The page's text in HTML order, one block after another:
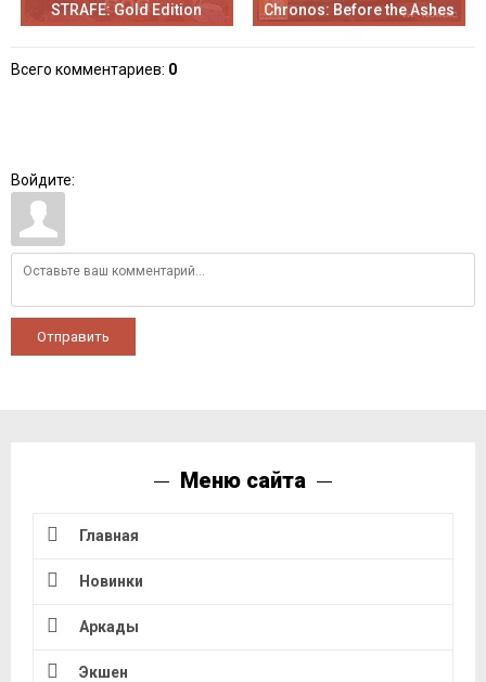
STRAFE: Gold Edition Chronos: Before the Ashes
Всего комментариев: 0
Войдите:
Отправить
Меню сайта
Главная
Новинки
Аркады
Экшен